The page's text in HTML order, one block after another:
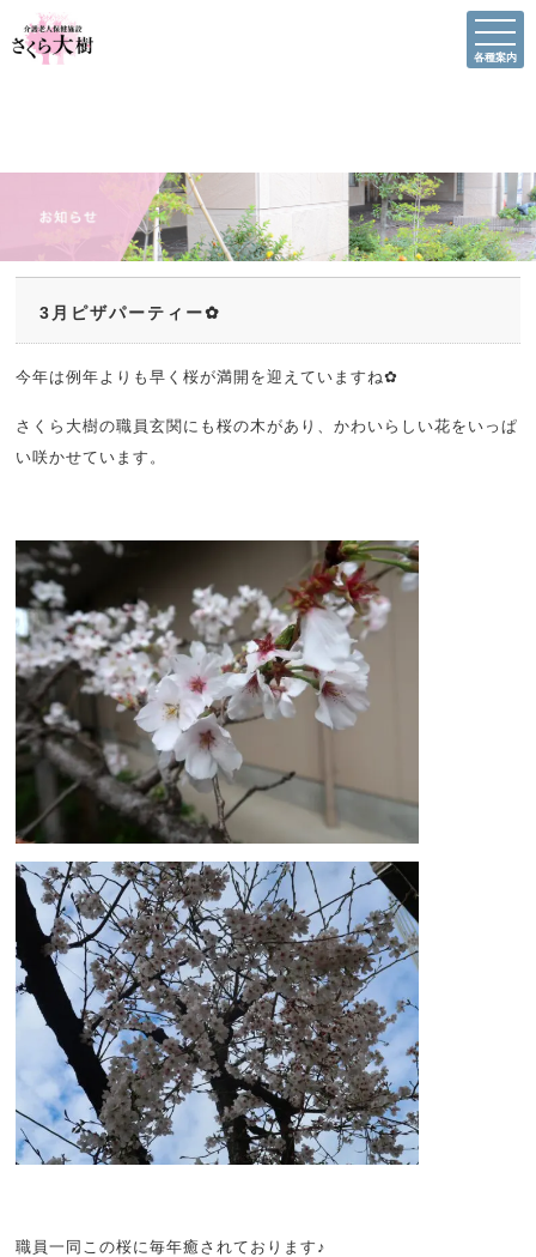
各種案内
3月ピザパーティー✿
今年は例年よりも早く桜が満開を迎えていますね✿
さくら大樹の職員玄関にも桜の木があり、かわいらしい花をいっぱ
い咲かせています。
職員一同この桜に毎年癒されております♪